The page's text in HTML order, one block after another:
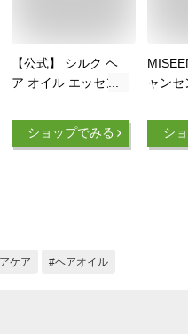
【公式】 シルク ヘ
ア オイル エッセン
アオイル ヘアエッセ
ンス 韓国ヘアケア
ショップでみる
ャン
ジナル
イリ
シ
ケア ヘアオイル